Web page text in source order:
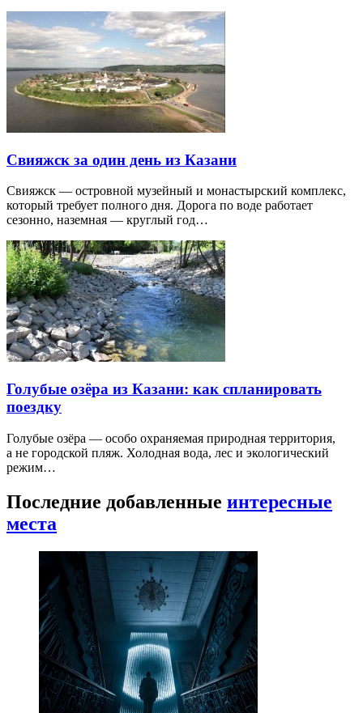
Свияжск за один день из Казани
Свияжск — островной музейный и монастырский комплекс,
который требует полного дня. Дорога по воде работает
сезонно, наземная — круглый год…
Голубые озёра из Казани: как спланировать
поездку
Голубые озёра — особо охраняемая природная территория,
а не городской пляж. Холодная вода, лес и экологический
режим…
Последние добавленные интересные
места